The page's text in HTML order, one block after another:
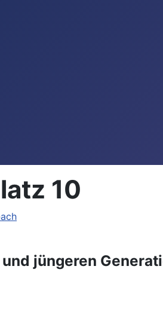
10
jüngeren